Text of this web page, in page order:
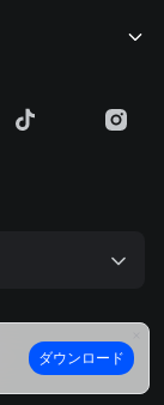
ダウンロード